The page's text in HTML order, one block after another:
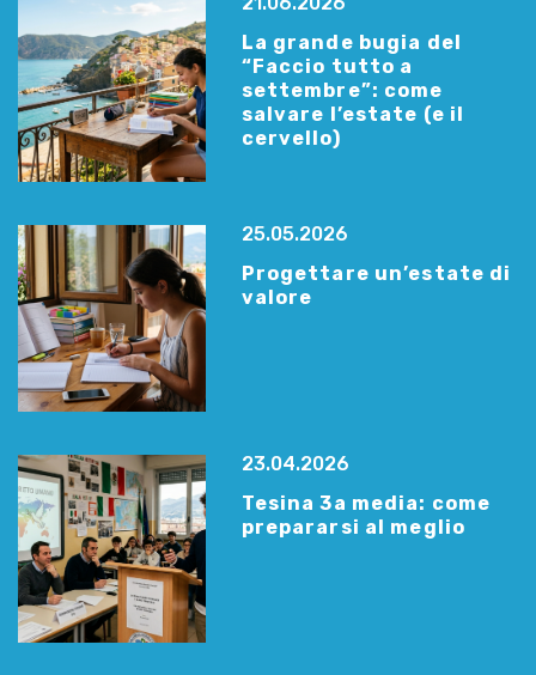
La grande bugia del
“Faccio tutto a
settembre”: come
salvare l’estate (e il
cervello)
25.05.2026
Progettare un’estate di
valore
23.04.2026
Tesina 3a media: come
prepararsi al meglio